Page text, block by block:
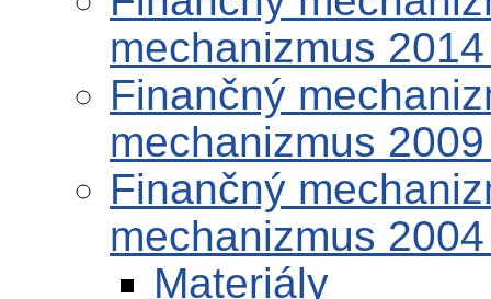
mechanizmus
Finančný
mechanizmus
Finančný
mechanizmus
Materiály